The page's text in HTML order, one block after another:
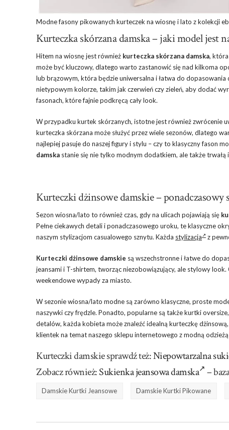
Modne fasony pikowanych kurteczek na wiosnę i lato z kolekcji
Kurteczka skórzana damska – jaki model jest
Hitem na wiosnę jest również kurteczka skórzana damska,
może być kluczowy, dlatego warto zastanowić się nad kilkoma
lub brązowym, która będzie uniwersalna i łatwa do
nietypowym kolorze, takim jak czerwień czy zieleń, aby dodać
fasonach, które fajnie podkręcą cały look.
W przypadku kurtek skórzanych, istotne jest również zwrócenie
kurteczka skórzana może służyć przez wiele sezonów, dlatego
najlepiej pasuje do naszej figury i stylu – czy to klasyczny fason
damska stanie się nie tylko modnym dodatkiem, ale także trwałą
Kurteczki dżinsowe damskie – ponadczasowy
Sezon wiosna/lato to również czas, gdy na ulicach pojawiają się
Pełne ciekawych detali i ponadczasowego uroku, te klasyczne
naszym stylizacjom casualowego sznytu. Każda stylizacja z
Kurteczki dżinsowe damskie są wszechstronne i łatwe do
jeansami i T-shirtem, tworząc niezobowiązujący, ale stylowy
weekendowe wypady za miasto.
W sezonie wiosna/lato modne są zarówno klasyczne, proste
naszywki czy frędzle. Ponadto, popularne są także kurtki
detalów, każda kobieta może znaleźć idealną kurteczkę
klientek na temat naszego sklepu internetowego z modną
Kurteczki damskie sprawdź też:Niepowtarzalna
Zobacz również:Sukienka jeansowa damska –
Damskie Kurtki Jeansowe Damskie Kurtki Pikowane